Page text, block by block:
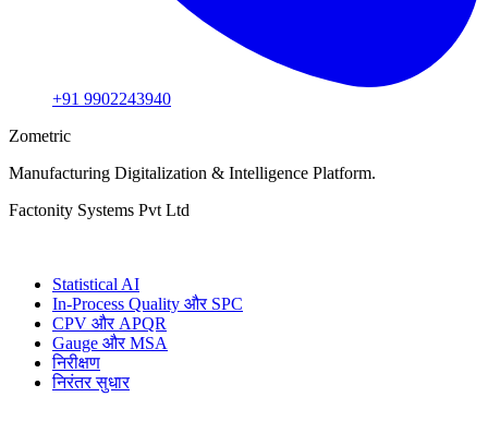
+91 9902243940
Zometric
Manufacturing Digitalization & Intelligence Platform.
Factonity Systems Pvt Ltd
Statistical AI
In-Process Quality और SPC
CPV और APQR
Gauge और MSA
निरीक्षण
निरंतर सुधार